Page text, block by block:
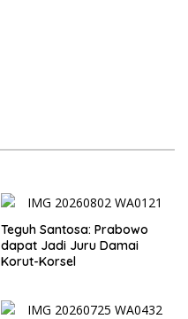
Teguh Santosa: Prabowo
dapat Jadi Juru Damai
Korut-Korsel